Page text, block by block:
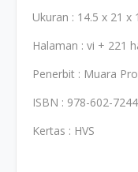
Ukuran : 14.5 x 21 x
Halaman : vi + 221
Penerbit : Muara
ISBN : 978-602-
Kertas : HVS